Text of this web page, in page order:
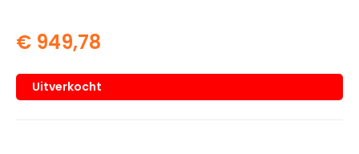
€ 949,78
Uitverkocht